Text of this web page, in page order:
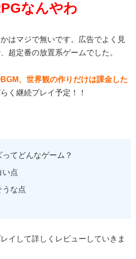
なんやわ
はマジで無いです。広告でよく見
超定番の放置系ゲームでした。
、世界観の作りだけは課金した
く継続プレイ予定！！
てどんなゲーム？
い点
うな点
イして詳しくレビューしていきま